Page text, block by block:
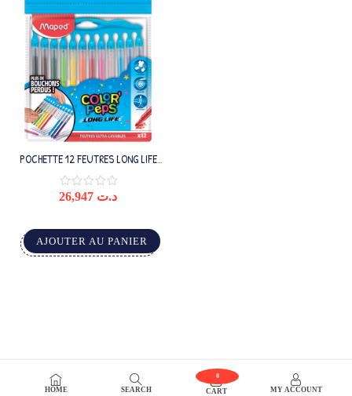
POCHETTE 12 FEUTRES LONG LIFE
INNOVATION MAPED
د.ت
AJOUTER AU PANIER
HOME SEARCH
0
CART MY ACCOUNT